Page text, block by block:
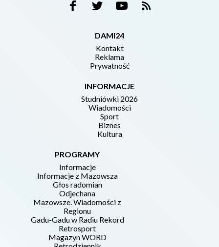
DAMI24
Kontakt
Reklama
Prywatność
INFORMACJE
Studniówki 2026
Wiadomości
Sport
Biznes
Kultura
PROGRAMY
Informacje
Informacje z Mazowsza
Głos radomian
Odjechana
Mazowsze. Wiadomości z
Regionu
Gadu-Gadu w Radiu Rekord
Retrosport
Magazyn WORD